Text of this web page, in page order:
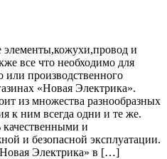
элементы,кожухи,провод и
все что необходимо для
или производственного
«Новая Электрика».
из множества разнообразных
к ним всегда одни и те же.
и
и безопасной эксплуатации.
Электрика» в […]